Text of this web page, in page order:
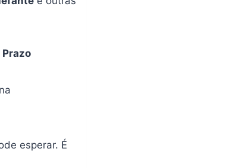
Prazo
esperar. É